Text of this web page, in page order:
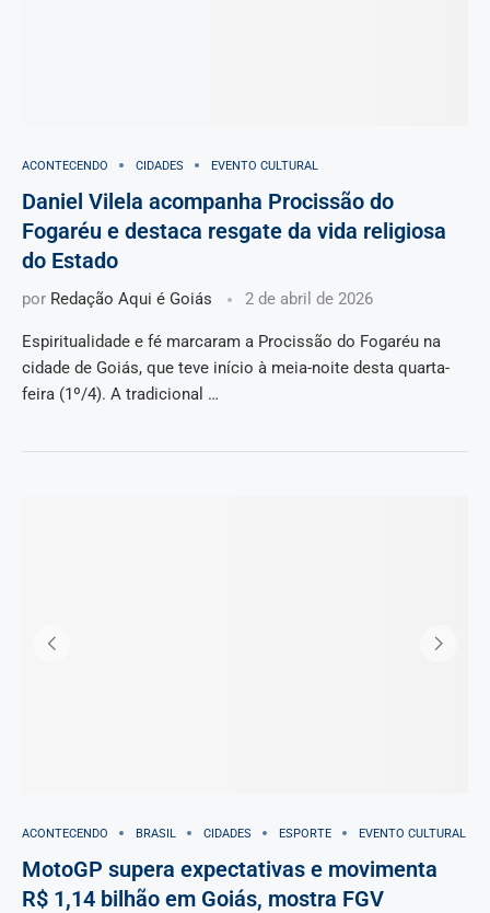
ACONTECENDO CIDADES EVENTO CULTURAL
Daniel Vilela acompanha Procissão do
Fogaréu e destaca resgate da vida religiosa
do Estado
por Redação Aqui é Goiás 2 de abril de 2026
Espiritualidade e fé marcaram a Procissão do Fogaréu na
cidade de Goiás, que teve início à meia-noite desta quarta-
feira (1º/4). A tradicional …
ACONTECENDO BRASIL CIDADES ESPORTE EVENTO CULTURAL
MotoGP supera expectativas e movimenta
R$ 1,14 bilhão em Goiás, mostra FGV